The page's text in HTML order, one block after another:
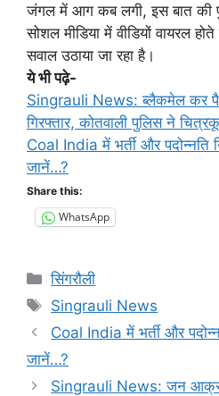
जंगल में आग कब लगी, इस बात की
सोशल मीडिया में वीडियों वायरल
सवाल उठाया जा रहा है।
ये भी पढ़े-
Singrauli News: ब्लैकमेल कर
गिरफ्तार, कोतवाली पुलिस ने
Coal India में भर्ती और पदोन्नति
जानें…?
Share this:
WhatsApp
Categories
सिंगरौली
Tags
Singrauli News
Coal India में भर्ती और
जानें…?
Singrauli News: जन